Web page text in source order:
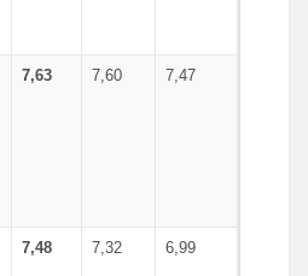
7,63 7,60 7,47
7,48 7,32 6,99